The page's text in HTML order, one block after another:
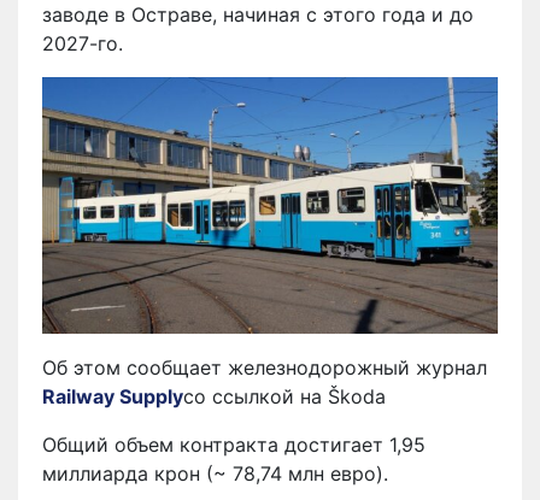
заводе в Остраве, начиная с этого года и до
2027-го.
Об этом сообщает железнодорожный журнал
Railway Supplyсо ссылкой на Škoda
Общий объем контракта достигает 1,95
миллиарда крон (~ 78,74 млн евро).